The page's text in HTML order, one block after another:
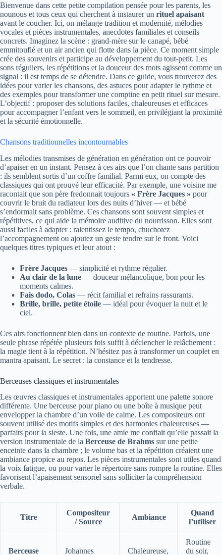
Bienvenue dans cette petite compilation pensée pour les parents, les
nounous et tous ceux qui cherchent à instaurer un rituel apaisant
avant le coucher. Ici, on mélange tradition et modernité, mélodies
vocales et pièces instrumentales, anecdotes familiales et conseils
concrets. Imaginez la scène : grand-mère sur le canapé, bébé
emmitouflé et un air ancien qui flotte dans la pièce. Ce moment simple
crée des souvenirs et participe au développement du tout-petit. Les
sons réguliers, les répétitions et la douceur des mots agissent comme un
signal : il est temps de se détendre. Dans ce guide, vous trouverez des
idées pour varier les chansons, des astuces pour adapter le rythme et
des exemples pour transformer une comptine en petit rituel sur mesure.
L’objectif : proposer des solutions faciles, chaleureuses et efficaces
pour accompagner l’enfant vers le sommeil, en privilégiant la proximité
et la sécurité émotionnelle.
Chansons traditionnelles incontournables
Les mélodies transmises de génération en génération ont ce pouvoir
d’apaiser en un instant. Pensez à ces airs que l’on chante sans partition
: ils semblent sortis d’un coffre familial. Parmi eux, on compte des
classiques qui ont prouvé leur efficacité. Par exemple, une voisine me
racontait que son père fredonnait toujours « Frère Jacques » pour
couvrir le bruit du radiateur lors des nuits d’hiver — et bébé
s’endormait sans problème. Ces chansons sont souvent simples et
répétitives, ce qui aide la mémoire auditive du nourrisson. Elles sont
aussi faciles à adapter : ralentissez le tempo, chuchotez
l’accompagnement ou ajoutez un geste tendre sur le front. Voici
quelques titres typiques et leur atout :
Frère Jacques — simplicité et rythme régulier.
Au clair de la lune — douceur mélancolique, bon pour les
moments calmes.
Fais dodo, Colas — récit familial et refrains rassurants.
Brille, brille, petite étoile — idéal pour évoquer la nuit et le
ciel.
Ces airs fonctionnent bien dans un contexte de routine. Parfois, une
seule phrase répétée plusieurs fois suffit à déclencher le relâchement :
la magie tient à la répétition. N’hésitez pas à transformer un couplet en
mantra apaisant. Le secret : la constance et la tendresse.
Berceuses classiques et instrumentales
Les œuvres classiques et instrumentales apportent une palette sonore
différente. Une berceuse pour piano ou une boîte à musique peut
envelopper la chambre d’un voile de calme. Les compositeurs ont
souvent utilisé des motifs simples et des harmonies chaleureuses —
parfaits pour la sieste. Une fois, une amie me confiait qu’elle passait la
version instrumentale de la Berceuse de Brahms sur une petite
enceinte dans la chambre ; le volume bas et la répétition créaient une
ambiance propice au repos. Les pièces instrumentales sont utiles quand
la voix fatigue, ou pour varier le répertoire sans rompre la routine. Elles
favorisent l’apaisement sensoriel sans solliciter la compréhension
verbale.
Titre
Compositeur
/ Source
Ambiance
Quand
l’utiliser
Berceuse
Johannes
Chaleureuse,
Routine
du soir,